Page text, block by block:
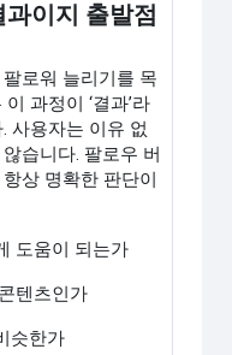
이지 출발점
로워 늘리기를 목
과정이 ‘결과’라
사용자는 이유 없
습니다. 팔로우 버
상 명확한 판단이
도움이 되는가
텐츠인가
슷한가